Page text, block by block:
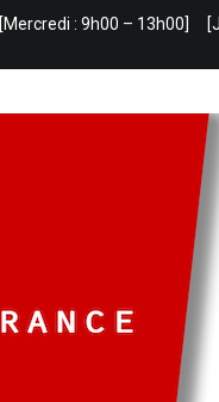
[Mercredi : 9h00 – 13h00]